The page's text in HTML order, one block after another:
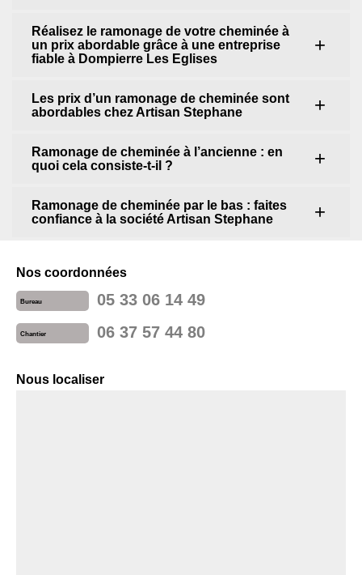
Réalisez le ramonage de votre cheminée à
un prix abordable grâce à une entreprise
fiable à Dompierre Les Eglises
Les prix d’un ramonage de cheminée sont
abordables chez Artisan Stephane
Ramonage de cheminée à l’ancienne : en
quoi cela consiste-t-il ?
Ramonage de cheminée par le bas : faites
confiance à la société Artisan Stephane
Nos coordonnées
Bureau 05 33 06 14 49
Chantier 06 37 57 44 80
Nous localiser